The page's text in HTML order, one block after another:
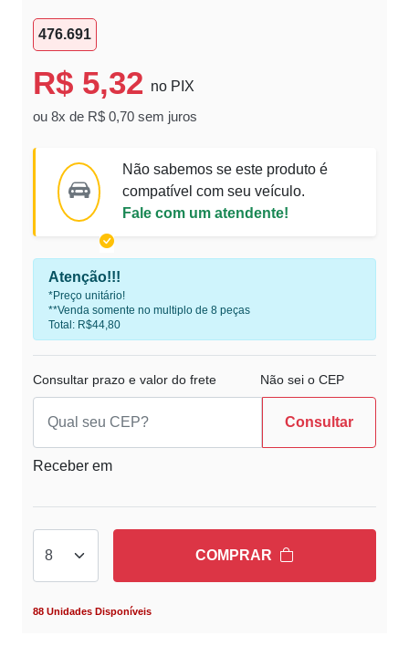
476.691
R$ 5,32 no PIX
ou 8x de R$ 0,70 sem juros
Não sabemos se este produto é
compatível com seu veículo.
Fale com um atendente!
Atenção!!!
*Preço unitário!
**Venda somente no multiplo de 8 peças
Total: R$44,80
Consultar prazo e valor do frete Não sei o CEP
Consultar
Receber em
COMPRAR
88 Unidades Disponíveis